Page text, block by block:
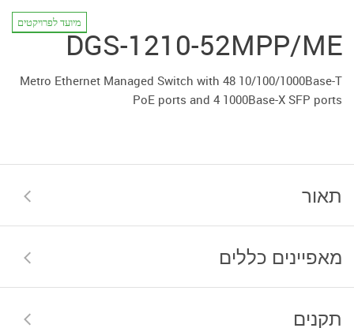
DGS-1210-52MPP/ME
מיועד לפרויקטים
Metro Ethernet Managed Switch with 48 10/100/1000Base-T
PoE ports and 4 1000Base-X SFP ports
תאור
מאפיינים כללים
תקנים